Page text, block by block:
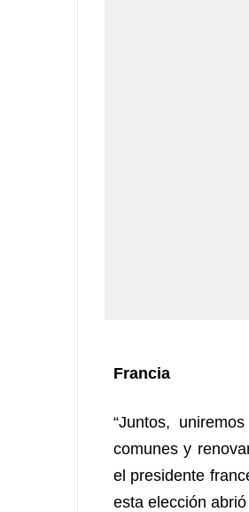
Francia
“Juntos,
comunes y
el presidente
esta elección